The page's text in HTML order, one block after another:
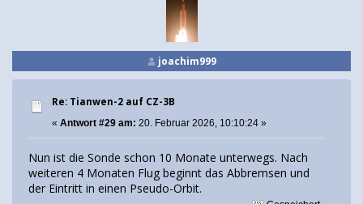
joachim999
Re: Tianwen-2 auf CZ-3B
« Antwort #29 am: 20. Februar 2026, 10:10:24 »
Nun ist die Sonde schon 10 Monate unterwegs. Nach
weiteren 4 Monaten Flug beginnt das Abbremsen und
der Eintritt in einen Pseudo-Orbit.